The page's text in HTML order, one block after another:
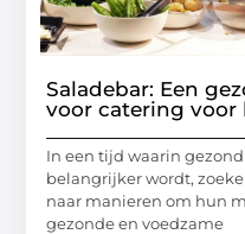
Saladebar: Een
voor catering voor
In een tijd waarin
belangrijker wordt,
naar manieren om hun
gezonde en voedzame